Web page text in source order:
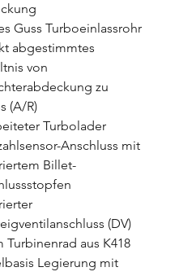
Guss Turboeinlassrohr
abgestimmtes
von
zu
(A/R)
Turbolader
Anschluss mit
Billet-
(DV)
Turbinenrad aus K418
Legierung mit